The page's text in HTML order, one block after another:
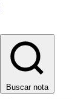
Buscar nota